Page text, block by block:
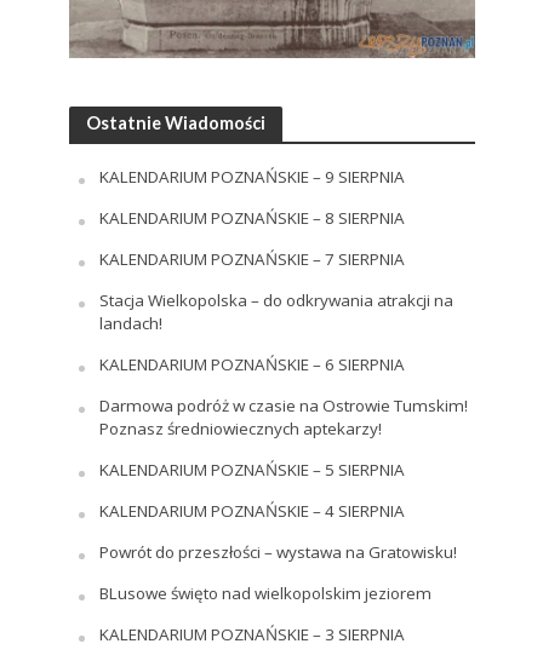
Ostatnie Wiadomości
KALENDARIUM POZNAŃSKIE – 9 SIERPNIA
KALENDARIUM POZNAŃSKIE – 8 SIERPNIA
KALENDARIUM POZNAŃSKIE – 7 SIERPNIA
Stacja Wielkopolska – do odkrywania atrakcji na
landach!
KALENDARIUM POZNAŃSKIE – 6 SIERPNIA
Darmowa podróż w czasie na Ostrowie Tumskim!
Poznasz średniowiecznych aptekarzy!
KALENDARIUM POZNAŃSKIE – 5 SIERPNIA
KALENDARIUM POZNAŃSKIE – 4 SIERPNIA
Powrót do przeszłości – wystawa na Gratowisku!
BLusowe święto nad wielkopolskim jeziorem
KALENDARIUM POZNAŃSKIE – 3 SIERPNIA